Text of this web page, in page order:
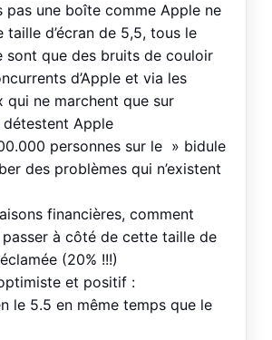
pas une boîte comme Apple ne
taille d’écran de 5,5, tous le
sont que des bruits de couloir
d’Apple et via les
qui ne marchent que sur
Apple
personnes sur le » bidule
des problèmes qui n’existent
financières, comment
à côté de cette taille de
(20% !!!)
et positif :
le 5.5 en même temps que le